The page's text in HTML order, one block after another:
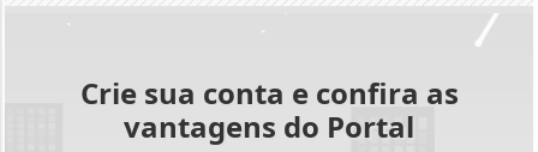
Crie sua conta e confira as
vantagens do Portal